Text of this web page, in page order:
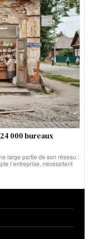
000 bureaux
large partie de son réseau :
l’entreprise, nécessitent